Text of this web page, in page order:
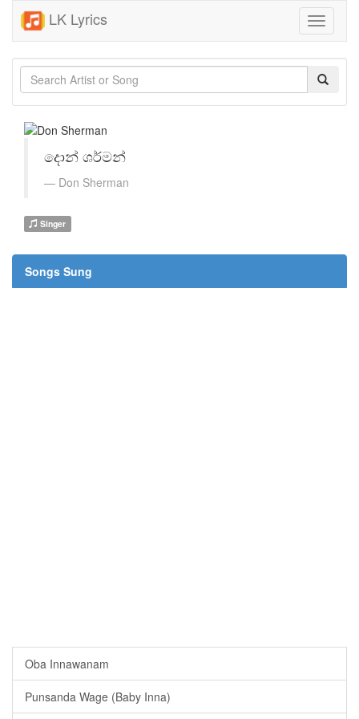
LK Lyrics
Toggle
දොන් ශර්මන්
Don Sherman
Singer
Songs Sung
Oba Innawanam
Punsanda Wage (Baby Inna)